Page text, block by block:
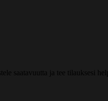
saatavuutta ja tee tilauksesi